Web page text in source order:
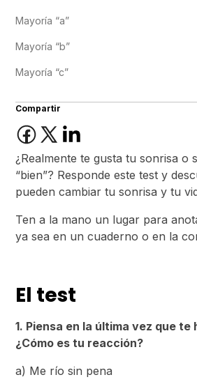
Mayoría “a”
Mayoría “b”
Mayoría “c”
Compartir
¿Realmente te gusta tu sonrisa o
“bien”? Responde este test y
pueden cambiar tu sonrisa y tu
Ten a la mano un lugar para
ya sea en un cuaderno o en la
El test
1. Piensa en la última vez que te
¿Cómo es tu reacción?
a) Me río sin pena